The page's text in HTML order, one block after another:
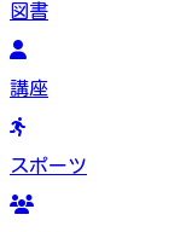
図書
講座
スポーツ